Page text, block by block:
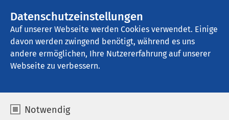
Datenschutzeinstellungen
Auf unserer Webseite werden Cookies verwendet. Einige
davon werden zwingend benötigt, während es uns
andere ermöglichen, Ihre Nutzererfahrung auf unserer
Webseite zu verbessern.
Notwendig
AMEOS Poliklinikum Woldegk
Medizinstudium ohne NC